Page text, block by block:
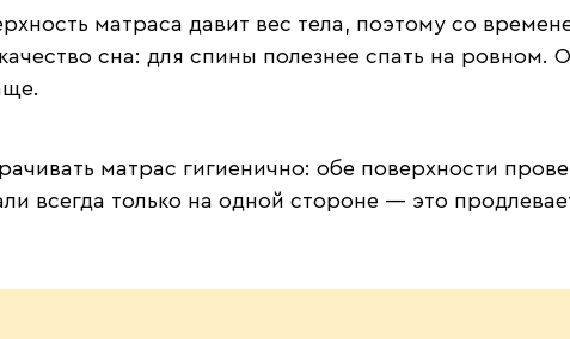
матраса давит вес тела, поэтому со
сна: для спины полезнее спать на
матрас гигиенично: обе поверхности
всегда только на одной стороне — это